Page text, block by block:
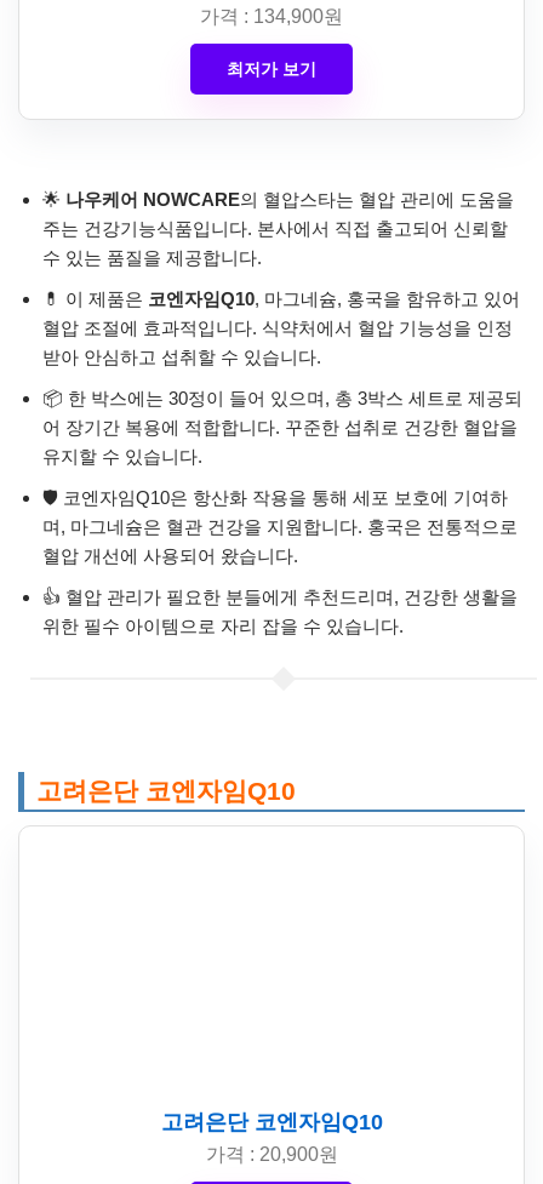
가격 : 134,900원
최저가 보기
🌟 나우케어 NOWCARE의 혈압스타는 혈압 관리에 도움을
주는 건강기능식품입니다. 본사에서 직접 출고되어 신뢰할
수 있는 품질을 제공합니다.
💊 이 제품은 코엔자임Q10, 마그네슘, 홍국을 함유하고 있어
혈압 조절에 효과적입니다. 식약처에서 혈압 기능성을 인정
받아 안심하고 섭취할 수 있습니다.
📦 한 박스에는 30정이 들어 있으며, 총 3박스 세트로 제공되
어 장기간 복용에 적합합니다. 꾸준한 섭취로 건강한 혈압을
유지할 수 있습니다.
🛡️ 코엔자임Q10은 항산화 작용을 통해 세포 보호에 기여하
며, 마그네슘은 혈관 건강을 지원합니다. 홍국은 전통적으로
혈압 개선에 사용되어 왔습니다.
👍 혈압 관리가 필요한 분들에게 추천드리며, 건강한 생활을
위한 필수 아이템으로 자리 잡을 수 있습니다.
고려은단 코엔자임Q10
고려은단 코엔자임Q10
가격 : 20,900원